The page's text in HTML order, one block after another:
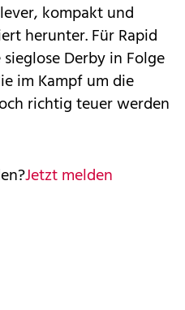
kompakt und
herunter. Für Rapid
Derby in Folge
im Kampf um die
richtig teuer werden
Jetzt melden